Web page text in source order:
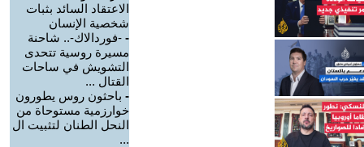
الاعتقاد السائد بثبات
شخصية الإنسان
- -فوردالاك-.. شاحنة
مسيرة روسية تتحدى
التشويش في ساحات
القتال ...
- باحثون روس يطورون
خوارزمية مستوحاة من
النحل الطنان لتثبيت ال
...